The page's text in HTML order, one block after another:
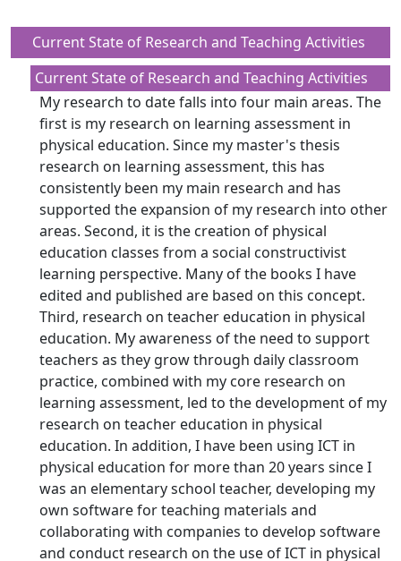
Current State of Research and Teaching Activities
Current State of Research and Teaching Activities
My research to date falls into four main areas. The
first is my research on learning assessment in
physical education. Since my master's thesis
research on learning assessment, this has
consistently been my main research and has
supported the expansion of my research into other
areas. Second, it is the creation of physical
education classes from a social constructivist
learning perspective. Many of the books I have
edited and published are based on this concept.
Third, research on teacher education in physical
education. My awareness of the need to support
teachers as they grow through daily classroom
practice, combined with my core research on
learning assessment, led to the development of my
research on teacher education in physical
education. In addition, I have been using ICT in
physical education for more than 20 years since I
was an elementary school teacher, developing my
own software for teaching materials and
collaborating with companies to develop software
and conduct research on the use of ICT in physical